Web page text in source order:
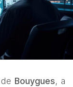
Bouygues, a